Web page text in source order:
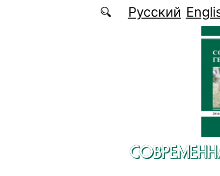
Перейти к основному содержаниюРусский